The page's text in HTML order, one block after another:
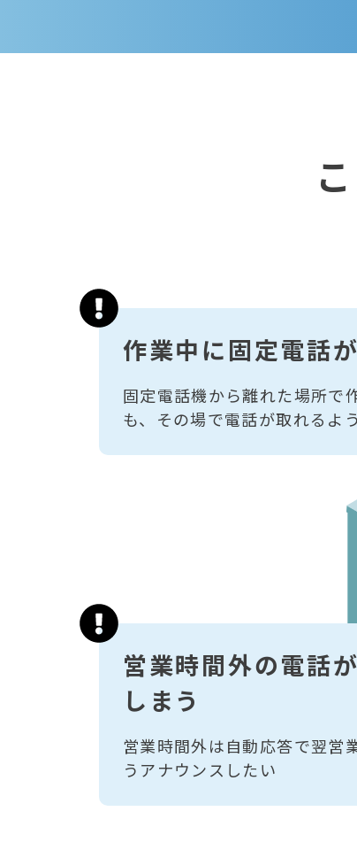
作業中に固定電話
固定電話機から離れた場所で
も、その場で電話が取れるよ
営業時間外の電話
しまう
営業時間外は自動応答で翌営
うアナウンスしたい